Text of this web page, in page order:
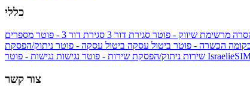
כללי
מרשימת שיווק - פוטר סגירת דור 3 סגירת דור 3 - פוטר
מספרים
הכשרה - פוטר ביטול עסקה ביטול עסקה - פוטר ניתוק/הפסקת
שירות ניתוק/הפסקת שירות - פוטר נגישות
צור קשר